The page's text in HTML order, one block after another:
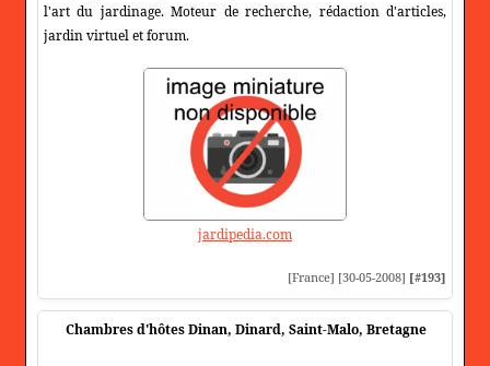
l'art du jardinage. Moteur de recherche, rédaction d'articles,
jardin virtuel et forum.
jardipedia.com
[France] [30-05-2008] [#193]
Chambres d'hôtes Dinan, Dinard, Saint-Malo, Bretagne